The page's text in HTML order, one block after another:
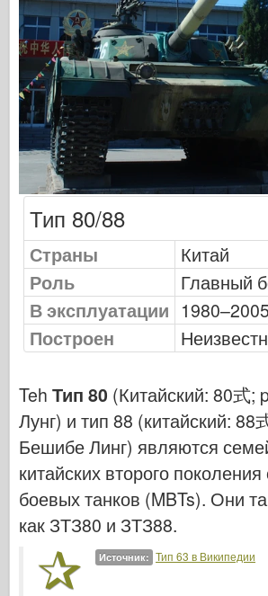
Оспри Издательский
Сигнал эскадрильи
ТанкВласть
Грузовики и танки
Макеты
Академии
Модели тузов
Клуб AFV
Ввс
Модель АЗ
Черная собака
Бронко
Тип 80/88
Страны
Китай
Роль
Главный
В эксплуатации 1980–2005
Построен
Teh Тип 80 (Китайский: 80式;
Лунг) и тип 88 (китайский: 88
Бешибе Линг) являются
китайских второго
боевых танков (MBTs). Они
как ЗТЗ80 и ЗТЗ88.
Источник: Тип 63 в Википедии